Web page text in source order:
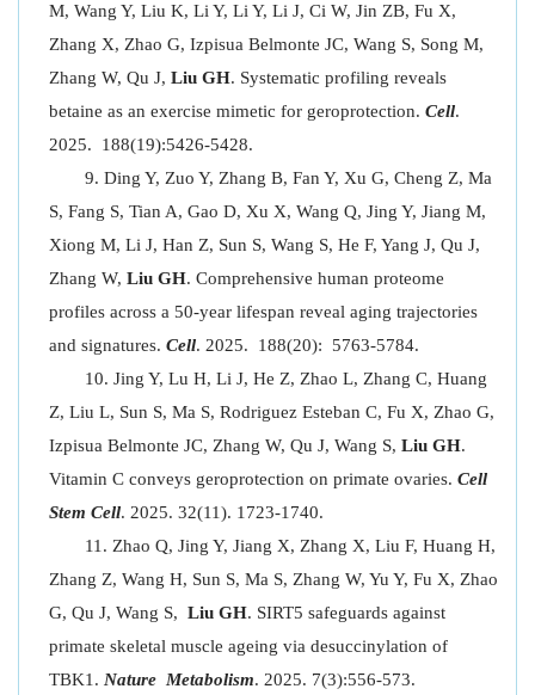
M, Wang Y, Liu K, Li Y, Li Y, Li J, Ci W, Jin ZB, Fu X,
Zhang X, Zhao G, Izpisua Belmonte JC, Wang S, Song M,
Zhang W, Qu J, Liu GH. Systematic profiling reveals
betaine as an exercise mimetic for geroprotection. Cell.
2025. 188(19):5426-5428.
Ding Y, Zuo Y, Zhang B, Fan Y, Xu G, Cheng Z, Ma
S, Fang S, Tian A, Gao D, Xu X, Wang Q, Jing Y, Jiang M,
Xiong M, Li J, Han Z, Sun S, Wang S, He F, Yang J, Qu J,
Zhang W, Liu GH. Comprehensive human proteome
profiles across a 50-year lifespan reveal aging trajectories
and signatures. Cell. 2025. 188(20): 5763-5784.
Jing Y, Lu H, Li J, He Z, Zhao L, Zhang C, Huang
Z, Liu L, Sun S, Ma S, Rodriguez Esteban C, Fu X, Zhao G,
Izpisua Belmonte JC, Zhang W, Qu J, Wang S, Liu GH.
Vitamin C conveys geroprotection on primate ovaries. Cell
Stem Cell. 2025. 32(11). 1723-1740.
Zhao Q, Jing Y, Jiang X, Zhang X, Liu F, Huang H,
Zhang Z, Wang H, Sun S, Ma S, Zhang W, Yu Y, Fu X, Zhao
G, Qu J, Wang S, Liu GH. SIRT5 safeguards against
primate skeletal muscle ageing via desuccinylation of
TBK1. Nature Metabolism. 2025. 7(3):556-573.